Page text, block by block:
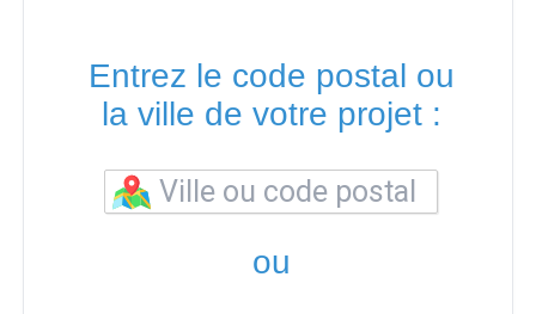
Entrez le code postal ou
la ville de votre projet :
ou